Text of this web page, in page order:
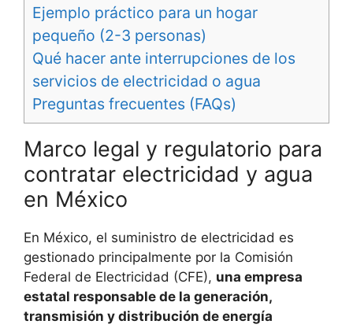
Ejemplo práctico para un hogar
pequeño (2-3 personas)
Qué hacer ante interrupciones de los
servicios de electricidad o agua
Preguntas frecuentes (FAQs)
Marco legal y regulatorio para
contratar electricidad y agua
en México
En México, el suministro de electricidad es
gestionado principalmente por la Comisión
Federal de Electricidad (CFE), una empresa
estatal responsable de la generación,
transmisión y distribución de energía